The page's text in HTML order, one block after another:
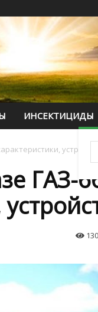
ИНСЕКТИЦИДЫ
ГАЗ-